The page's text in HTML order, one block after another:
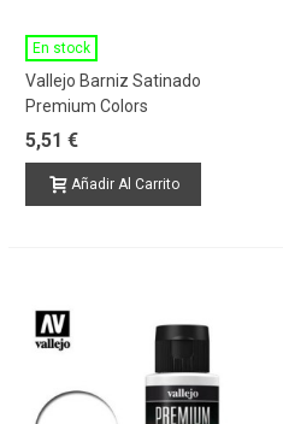
En stock
Vallejo Barniz Satinado
Premium Colors
5,51 €
Añadir Al Carrito